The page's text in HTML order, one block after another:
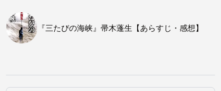
『三たびの海峡』帚木蓬生【あらすじ・感想】